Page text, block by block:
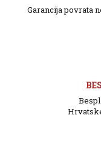
Garancija povrata